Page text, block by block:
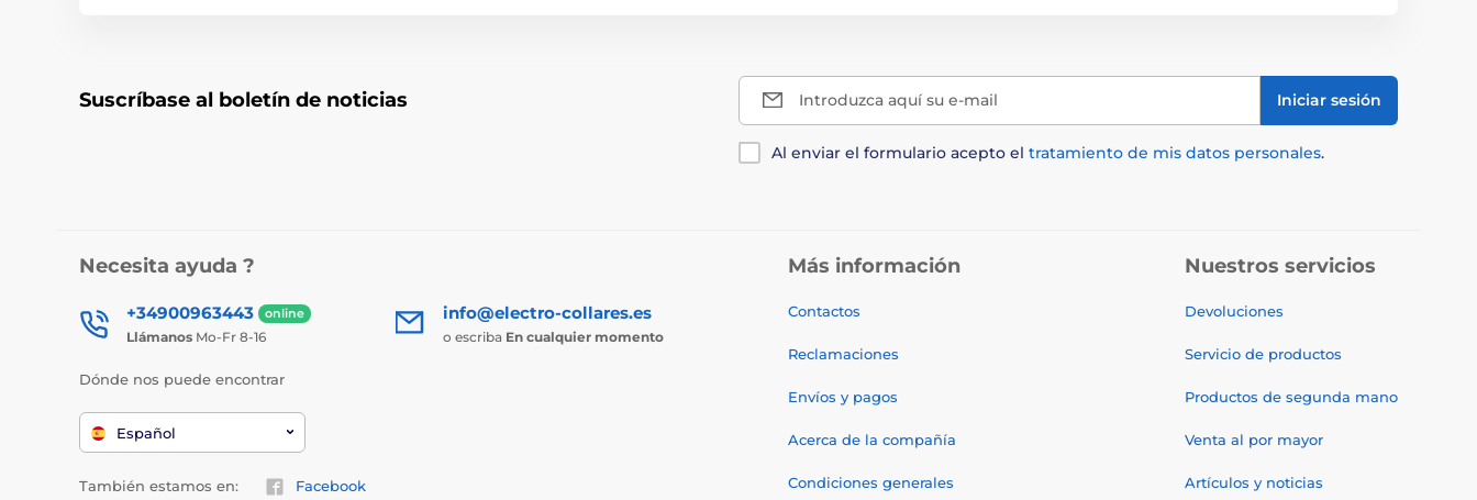
Suscríbase al boletín de noticias Introduzca aquí su e-mail Iniciar sesión
Al enviar el formulario acepto el tratamiento de mis datos personales.
Necesita ayuda ?
+34900963443 online
Llámanos Mo-Fr 8-16
info@electro-collares.es
o escriba En cualquier momento
Dónde nos puede encontrar
Español
También estamos en: Facebook
Más información
Contactos
Reclamaciones
Envíos y pagos
Acerca de la compañía
Condiciones generales
Nuestros servicios
Devoluciones
Servicio de productos
Productos de segunda mano
Venta al por mayor
Artículos y noticias